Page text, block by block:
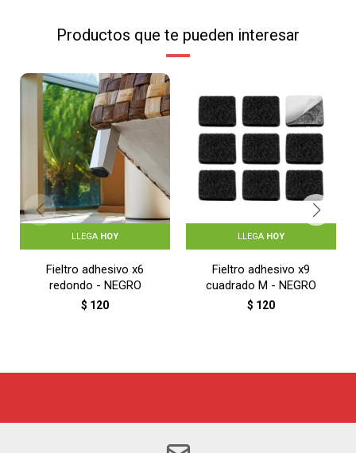
Productos que te pueden interesar
LLEGA HOY
Fieltro adhesivo x6
redondo - NEGRO
$ 120
LLEGA HOY
Fieltro adhesivo x9
cuadrado M - NEGRO
$ 120